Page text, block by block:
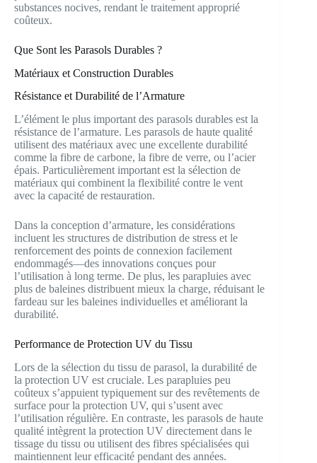
substances nocives, rendant le traitement approprié
coûteux.
Que Sont les Parasols Durables ?
Matériaux et Construction Durables
Résistance et Durabilité de l’Armature
L’élément le plus important des parasols durables est la
résistance de l’armature. Les parasols de haute qualité
utilisent des matériaux avec une excellente durabilité
comme la fibre de carbone, la fibre de verre, ou l’acier
épais. Particulièrement important est la sélection de
matériaux qui combinent la flexibilité contre le vent
avec la capacité de restauration.
Dans la conception d’armature, les considérations
incluent les structures de distribution de stress et le
renforcement des points de connexion facilement
endommagés—des innovations conçues pour
l’utilisation à long terme. De plus, les parapluies avec
plus de baleines distribuent mieux la charge, réduisant le
fardeau sur les baleines individuelles et améliorant la
durabilité.
Performance de Protection UV du Tissu
Lors de la sélection du tissu de parasol, la durabilité de
la protection UV est cruciale. Les parapluies peu
coûteux s’appuient typiquement sur des revêtements de
surface pour la protection UV, qui s’usent avec
l’utilisation régulière. En contraste, les parasols de haute
qualité intègrent la protection UV directement dans le
tissage du tissu ou utilisent des fibres spécialisées qui
maintiennent leur efficacité pendant des années.